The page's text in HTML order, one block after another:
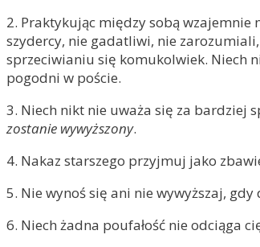
2. Praktykując między sobą wzajemnie
szydercy, nie gadatliwi, nie
sprzeciwianiu się komukolwiek. Niech
pogodni w poście.
3. Niech nikt nie uważa się za bardziej
zostanie wywyższony.
4. Nakaz starszego przyjmuj jako
5. Nie wynoś się ani nie wywyższaj, gdy
6. Niech żadna poufałość nie odciąga